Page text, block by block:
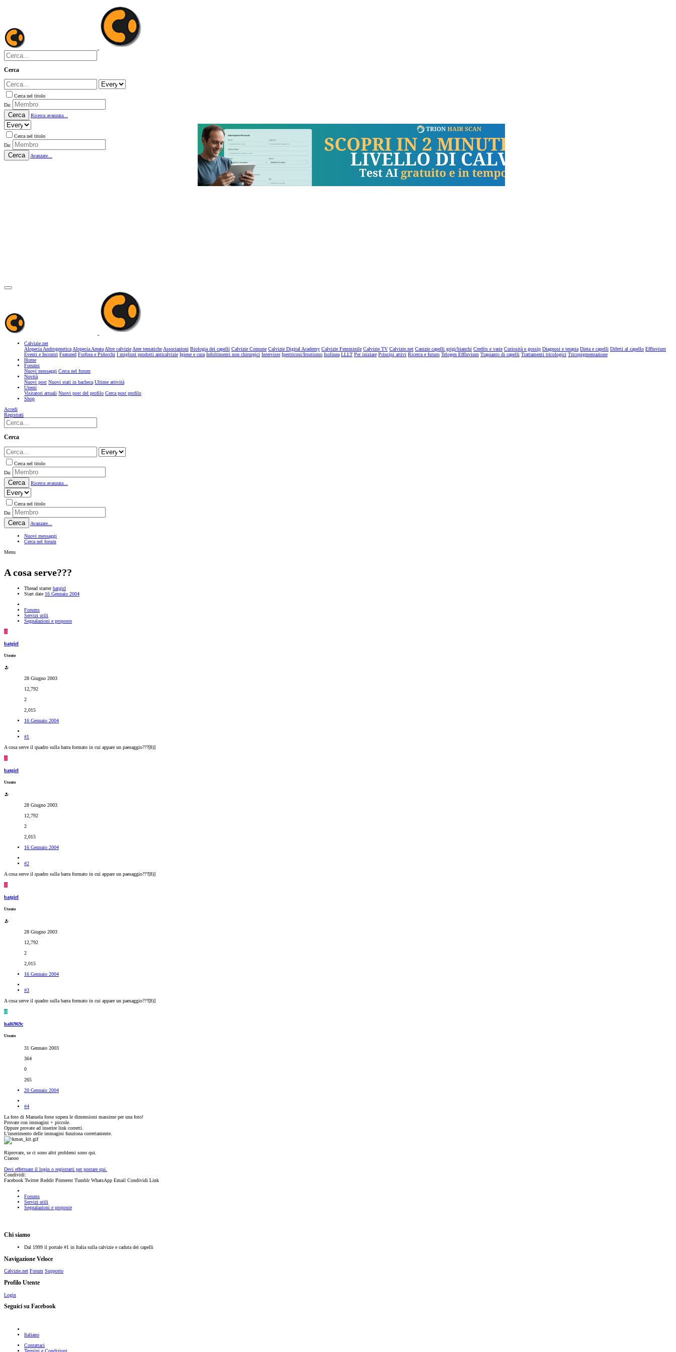
Cerca
Cerca nel titolo
Da:
Cerca Ricerca avanzata...
Cerca nel titolo
Da:
Cerca Avanzate...
Calvizie.net
Alopecia AndrogeneticaAlopecia AreataAltre calvizieAree tematicheAssociazioni Biologia dei capelli Calvizie Comune Calvizie Digital Academy Calvizie Femminile Calvizie TV Calvizie.net Canizie capelli grigi/bianchi Credits e varie Curiosità e gossip Diagnosi e terapia Dieta e capelli Difetti al capello Effluvium
Eventi e Incontri Featured Forfora e Pidocchi I migliori prodotti anticalvizie Igiene e cura Infoltimenti non chirurgici Interviste Ipertricosi/Irsutismo Isolinea LLLT Per iniziare Principi attivi Ricerca e futuro Telogen Effluvium Trapianto di capelli Trattamenti tricologici Tricopigmentazione
Home
Forums
Nuovi messaggi Cerca nel forum
Novità
Nuovi post Nuovi stati in bacheca Ultime attività
Utenti
Visitatori attuali Nuovi post del profilo Cerca post profilo
Shop
Accedi
Registrati
Cerca
Cerca nel titolo
Da:
Cerca Ricerca avanzata...
Cerca nel titolo
Da:
Cerca Avanzate...
Nuovi messaggi
Cerca nel forum
Menu
A cosa serve???
Thread starter batgirl
Start date 16 Gennaio 2004
Forums
Servizi utili
Segnalazioni e proposte
B
batgirl
Utente
28 Giugno 2003
12,792
2
2,015
16 Gennaio 2004
#1
A cosa serve il quadro sulla barra formato in cui appare un paesaggio???[8)]
B
batgirl
Utente
28 Giugno 2003
12,792
2
2,015
16 Gennaio 2004
#2
A cosa serve il quadro sulla barra formato in cui appare un paesaggio???[8)]
B
batgirl
Utente
28 Giugno 2003
12,792
2
2,015
16 Gennaio 2004
#3
A cosa serve il quadro sulla barra formato in cui appare un paesaggio???[8)]
H
hal6969c
Utente
31 Gennaio 2003
364
0
265
20 Gennaio 2004
#4
La foto di Manuela forse supera le dimensioni massime per una foto!
Provate con immagini + piccole.
Oppure provate ad inserire link corretti.
L'inserimento delle immagini funziona correttamente.
Riprovate, se ci sono altri problemi sono qui.
Ciaooo
Devi effettuare il login o registrarti per postare qui.
Condividi:
Facebook Twitter Reddit Pinterest Tumblr WhatsApp Email Condividi Link
Forums
Servizi utili
Segnalazioni e proposte
Chi siamo
Dal 1999 il portale #1 in Italia sulla calvizie e caduta dei capelli
Navigazione Veloce
Calvizie.net Forum Supporto
Profilo Utente
Login
Seguici su Facebook
Italiano
Contattaci
Termini e Condizioni